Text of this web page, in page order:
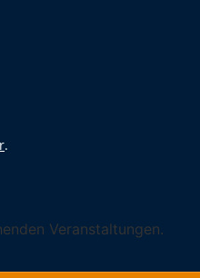
.
Veranstaltungen.